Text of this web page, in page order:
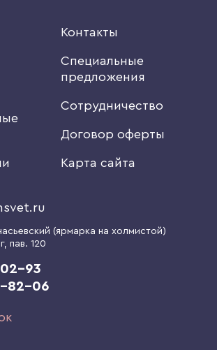
Контакты
Специальные
предложения
Сотрудничество
Договор оферты
Карта сайта
(ярмарка на холмистой)
, пав. 120
02-93
82-06